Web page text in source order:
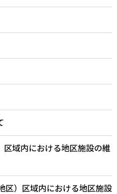
域内における地区施設の維
区）区域内における地区施設